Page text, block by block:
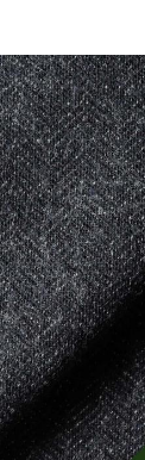
絞り込む